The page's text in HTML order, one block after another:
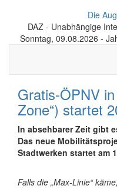
Die
DAZ - Unabhängige
Sonntag, 09.08.2026 -
Gratis-ÖPNV
Zone“) startet
In absehbarer Zeit gibt
Das neue
Stadtwerken startet am
Falls die „Max-Linie“